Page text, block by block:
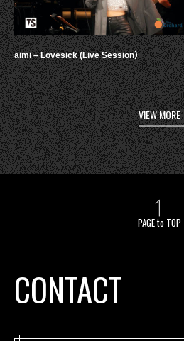
aimi – Lovesick (Live Session）
VIEW MORE
PAGE to TOP
CONTACT